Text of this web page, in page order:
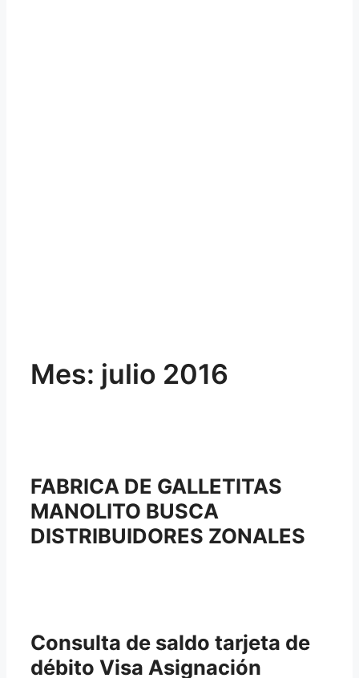
Mes: julio 2016
FABRICA DE GALLETITAS
MANOLITO BUSCA
DISTRIBUIDORES ZONALES
Consulta de saldo tarjeta de
débito Visa Asignación